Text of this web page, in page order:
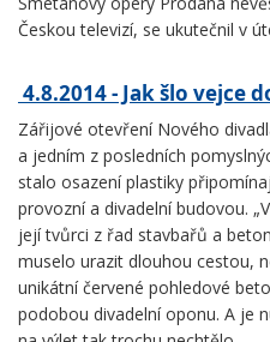
Českou televizí, se ukutečnil v
4.8.2014 - Jak šlo vejce
Zářijové otevření Nového
a jedním z posledních
stalo osazení plastiky
provozní a divadelní budovou.
její tvůrci z řad stavbařů a
muselo urazit dlouhou cestou,
unikátní červené pohledové
podobou divadelní oponu. A je